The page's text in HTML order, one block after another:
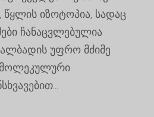
წყლის იზოტოპია, სადაც
ჩანაცვლებულია
უფრო მძიმე